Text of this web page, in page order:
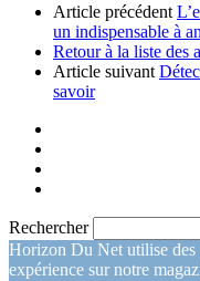
Article précédent
un indispensable à
Retour à la liste des
Article suivant
savoir
Rechercher
Horizon Du Net utilise
expérience sur notre